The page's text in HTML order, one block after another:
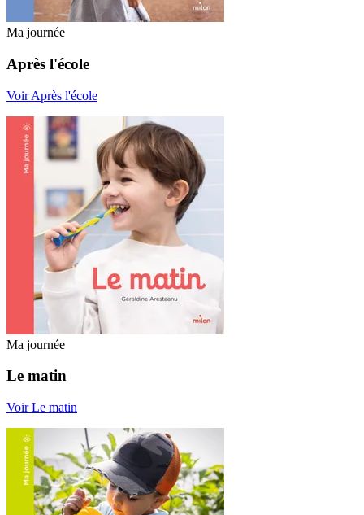
Ma journée
Après l'école
Voir Après l'école
Ma journée
Le matin
Voir Le matin